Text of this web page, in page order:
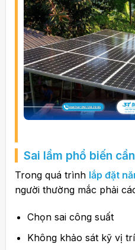
Sai lầm phổ biến
Trong quá trình lắp đặt
người thường mắc phải
Chọn sai công suất
Không khảo sát kỹ vị trí